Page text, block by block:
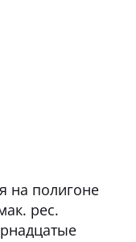
на полигоне
рес.